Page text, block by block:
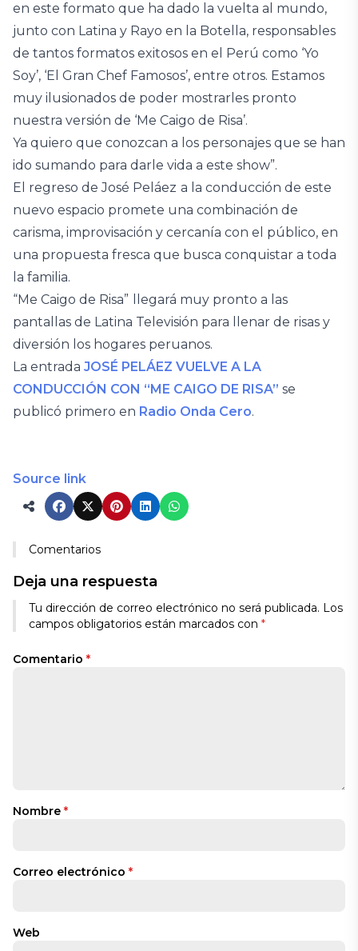
en este formato que ha dado la vuelta al mundo,
junto con Latina y Rayo en la Botella, responsables
de tantos formatos exitosos en el Perú como ‘Yo
Soy’, ‘El Gran Chef Famosos’, entre otros. Estamos
muy ilusionados de poder mostrarles pronto
nuestra versión de ‘Me Caigo de Risa’.
Ya quiero que conozcan a los personajes que se han
ido sumando para darle vida a este show”.
El regreso de José Peláez a la conducción de este
nuevo espacio promete una combinación de
carisma, improvisación y cercanía con el público, en
una propuesta fresca que busca conquistar a toda
la familia.
“Me Caigo de Risa”
llegará muy pronto a las
pantallas de Latina Televisión para llenar de risas y
diversión los hogares peruanos.
La entrada JOSÉ PELÁEZ VUELVE A LA
CONDUCCIÓN CON “ME CAIGO DE RISA” se
publicó primero en Radio Onda Cero.
Source link
Comentarios
Deja una respuesta
Tu dirección de correo electrónico no será publicada. Los
campos obligatorios están marcados con *
Comentario *
Nombre *
Correo electrónico *
Web